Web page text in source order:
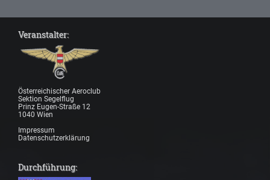
Veranstalter:
Österreichischer Aeroclub
Sektion Segelflug
Prinz Eugen-Straße 12
1040 Wien
Impressum
Datenschutzerklärung
Durchführung: